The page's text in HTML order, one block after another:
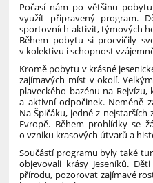
Počasí nám po většinu
využít připravený program.
sportovních aktivit, týmových
Během pobytu si procvičily
v kolektivu i schopnost
Kromě pobytu v krásné
zajímavých míst v okolí.
plaveckého bazénu na
a aktivní odpočinek. Neméně
Na Špičáku, jedné z
Evropě. Během prohlídky se
o vzniku krasových útvarů a
Součástí programu byly také
objevovali krásy Jeseníků.
přírodu, pozorovat zajímavé